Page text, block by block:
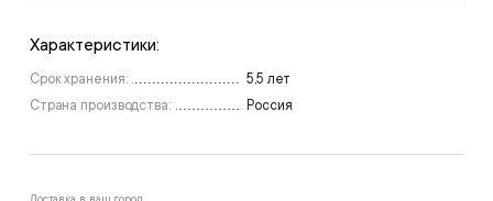
Характеристики:
Срок хранения:
5,5 лет
Страна производства:
Россия